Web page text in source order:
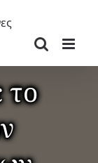
το